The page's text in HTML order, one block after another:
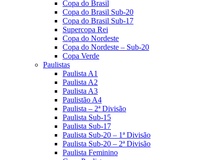
Copa do Brasil
Copa do Brasil Sub-20
Copa do Brasil Sub-17
Supercopa Rei
Copa do Nordeste
Copa do Nordeste – Sub-20
Copa Verde
Paulistas
Paulista A1
Paulista A2
Paulista A3
Paulistão A4
Paulista – 2ª Divisão
Paulista Sub-15
Paulista Sub-17
Paulista Sub-20 – 1ª Divisão
Paulista Sub-20 – 2ª Divisão
Paulista Feminino